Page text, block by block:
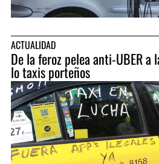
ACTUALIDAD
De la feroz pelea anti-UBER a
lo taxis porteños